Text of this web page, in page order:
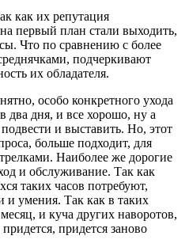
как их репутация
первый план стали выходить,
Что по сравнению с более
подчеркивают
их обладателя.
особо конкретного ухода
два дня, и все хорошо, ну а
и выставить. Но, этот
больше подходит, для
Наиболее же дорогие
и обслуживание. Так как
таких часов потребуют,
и умения. Так как в таких
и куча других наворотов,
придется заново